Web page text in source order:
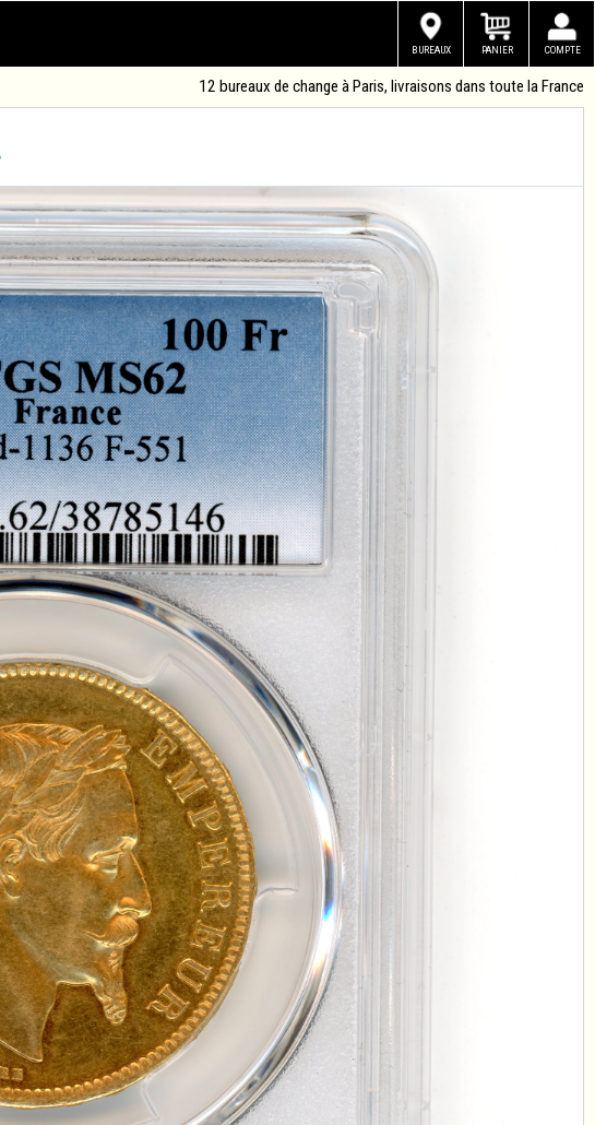
COMPTE
PANIER
BUREAUX
12 bureaux de change à Paris, livraisons dans toute la France